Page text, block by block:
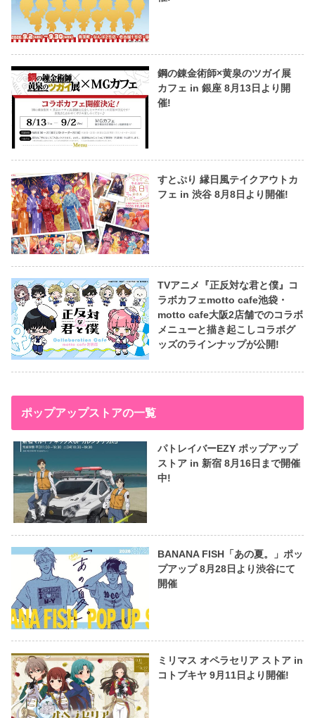
鋼の錬金術師×黄泉のツガイ展
カフェ in 銀座 8月13日より開
催!
すとぷり 縁日風テイクアウトカ
フェ in 渋谷 8月8日より開催!
TVアニメ『正反対な君と僕』コ
ラボカフェmotto cafe池袋・
motto cafe大阪2店舗でのコラボ
メニューと描き起こしコラボグ
ッズのラインナップが公開!
ポップアップストアの一覧
パトレイバーEZY ポップアップ
ストア in 新宿 8月16日まで開催
中!
BANANA FISH「あの夏。」ポッ
プアップ 8月28日より渋谷にて
開催
ミリマス オペラセリア ストア in
コトブキヤ 9月11日より開催!